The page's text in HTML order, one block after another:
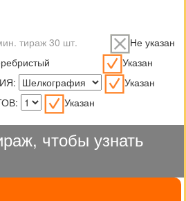
Не указан
Указан
Указан
Указан
чтобы узнать